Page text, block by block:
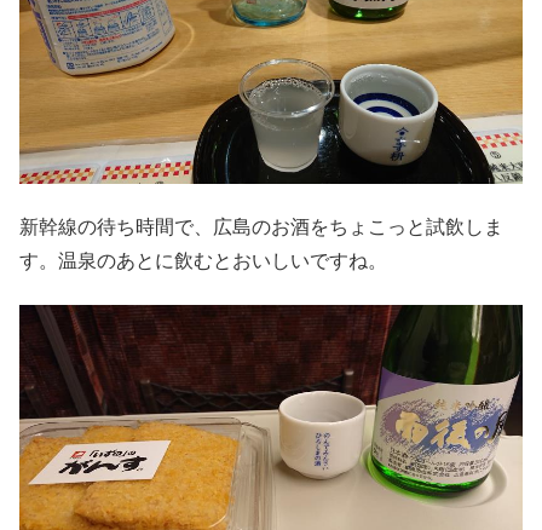
新幹線の待ち時間で、広島のお酒をちょこっと試飲しま
す。温泉のあとに飲むとおいしいですね。